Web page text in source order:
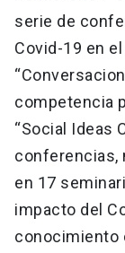
serie de
Covid-19 en
competencia
“Social Ideas
conferencias,
en 17
impacto del
conocimiento